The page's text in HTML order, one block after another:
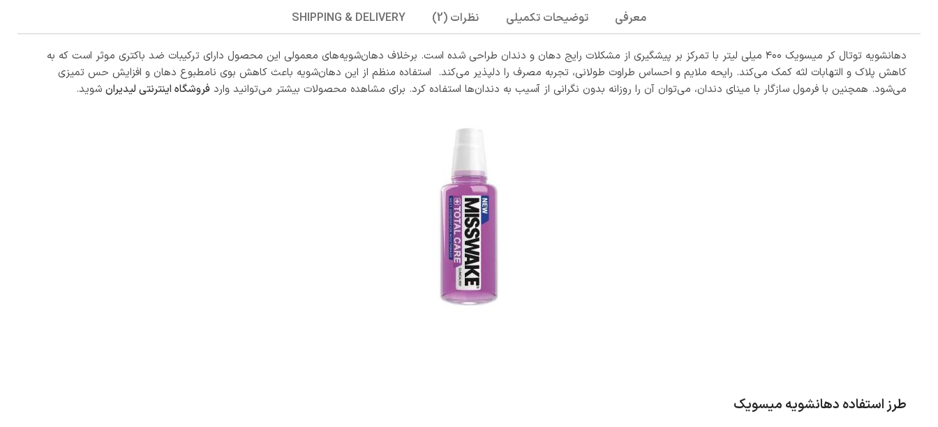
معرفی توضیحات تکمیلی نظرات (2) SHIPPING & DELIVERY
دهانشویه توتال کر میسویک ۴۰۰ میلی لیتر با تمرکز بر پیشگیری از مشکلات رایج دهان و دندان طراحی شده است. برخلاف دهان‌شویه‌های معمولی این محصول دارای ترکیبات ضد باکتری موثر است که به
کاهش پلاک و التهابات لثه کمک می‌کند. رایحه ملایم و احساس طراوت طولانی، تجربه مصرف را دلپذیر می‌کند. استفاده منظم از این دهان‌شویه باعث کاهش بوی نامطبوع دهان و افزایش حس تمیزی
می‌شود. همچنین با فرمول سازگار با مینای دندان، می‌توان آن را روزانه بدون نگرانی از آسیب به دندان‌ها استفاده کرد. برای مشاهده محصولات بیشتر می‌توانید وارد فروشگاه اینترنتی لیدیران شوید.
طرز استفاده دهانشویه میسویک